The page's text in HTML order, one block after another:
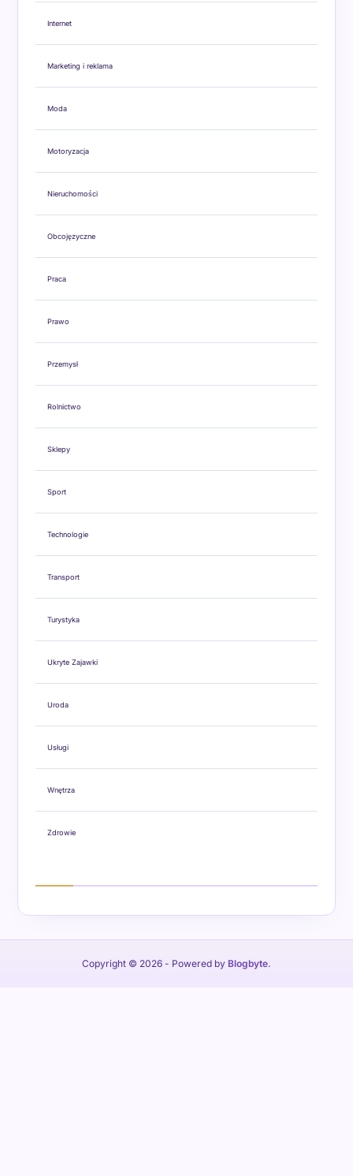
Internet
Marketing i reklama
Moda
Motoryzacja
Nieruchomości
Obcojęzyczne
Praca
Prawo
Przemysł
Rolnictwo
Sklepy
Sport
Technologie
Transport
Turystyka
Ukryte Zajawki
Uroda
Usługi
Wnętrza
Zdrowie
Copyright © 2026 - Powered by Blogbyte.